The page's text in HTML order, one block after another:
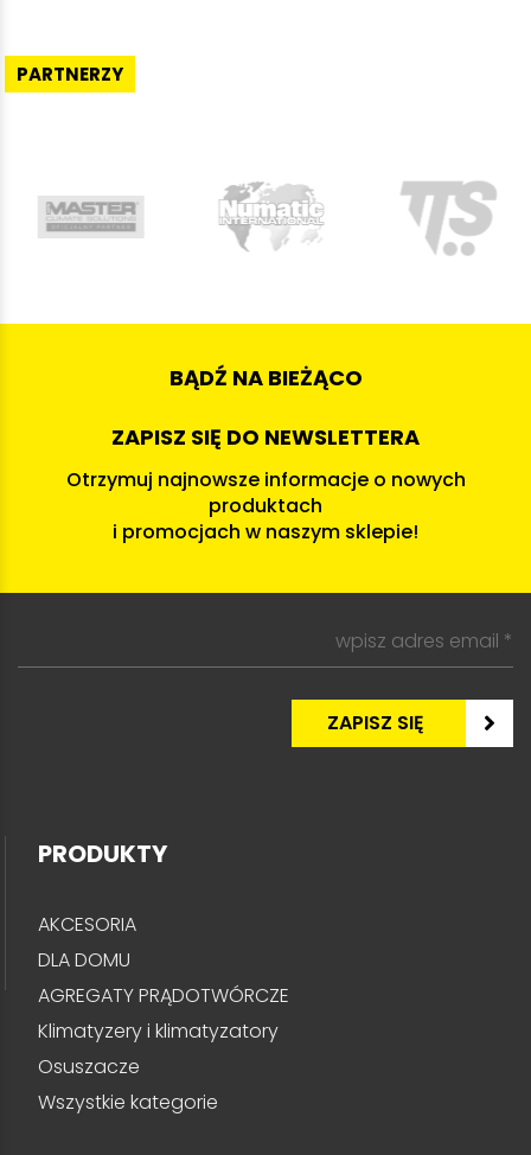
PARTNERZY
BĄDŹ NA BIEŻĄCO
ZAPISZ SIĘ DO NEWSLETTERA
Otrzymuj najnowsze informacje o nowych
produktach
i promocjach w naszym sklepie!
PRODUKTY
AKCESORIA
DLA DOMU
AGREGATY PRĄDOTWÓRCZE
Klimatyzery i klimatyzatory
Osuszacze
Wszystkie kategorie